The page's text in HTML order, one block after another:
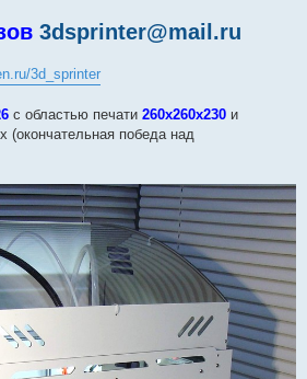
3dsprinter@mail.ru
3d_sprinter
с областью печати 260х260х230 и
(окончательная победа над